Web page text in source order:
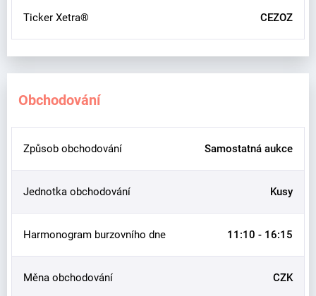
Ticker Xetra® CEZOZ
Obchodování
Způsob obchodování Samostatná aukce
Jednotka obchodování Kusy
Harmonogram burzovního dne 11:10 - 16:15
Měna obchodování CZK